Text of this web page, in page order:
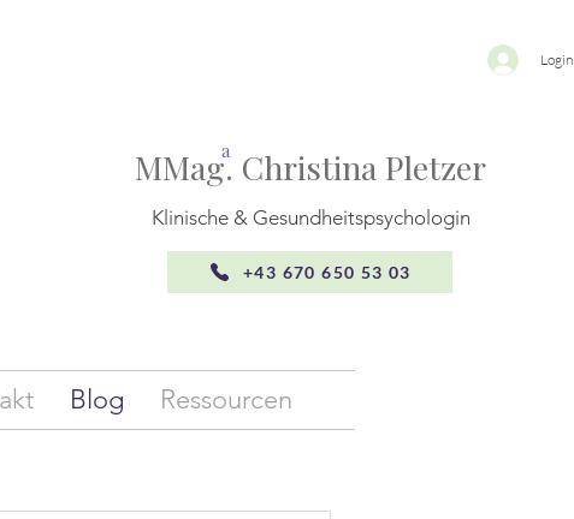
Login
MMag. Christina Pletzer
a
Klinische & Gesundheitspsychologin
+43 670 650 53 03
Blog Ressourcen